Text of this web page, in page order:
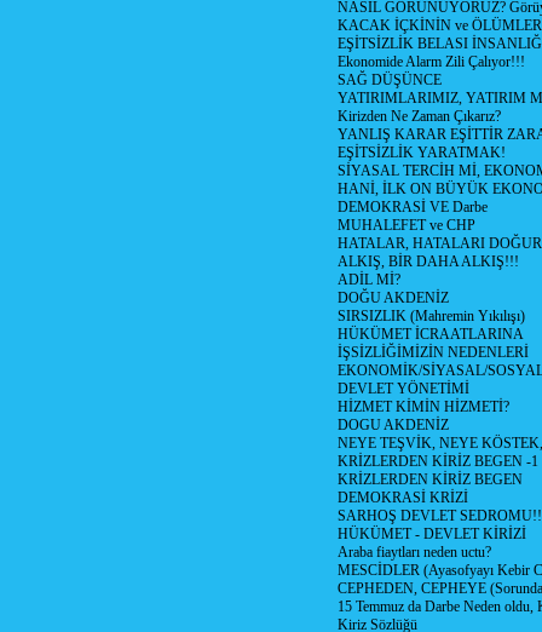
NASIL GÖRÜNÜYORUZ?
KACAK İÇKİNİN ve
EŞİTSİZLİK BELASI
Ekonomide Alarm Zili Çalıyor!!!
SAĞ DÜŞÜNCE
YATIRIMLARIMIZ, YATIRIM
Kirizden Ne Zaman Çıkarız?
YANLIŞ KARAR EŞİTTİR
EŞİTSİZLİK YARATMAK!
SİYASAL TERCİH Mİ,
HANİ, İLK ON BÜYÜK
DEMOKRASİ VE Darbe
MUHALEFET ve CHP
HATALAR, HATALARI
ALKIŞ, BİR DAHA ALKIŞ!!!
ADİL Mİ?
DOĞU AKDENİZ
SIRSIZLIK (Mahremin Yıkılışı)
HÜKÜMET İCRAATLARINA
İŞSİZLİĞİMİZİN NEDENLERİ
EKONOMİK/SİYASAL/
DEVLET YÖNETİMİ
HİZMET KİMİN HİZMETİ?
DOGU AKDENİZ
NEYE TEŞVİK, NEYE
KRİZLERDEN KİRİZ BEGEN -1
KRİZLERDEN KİRİZ BEGEN
DEMOKRASİ KRİZİ
SARHOŞ DEVLET SEDROMU!!
HÜKÜMET - DEVLET KİRİZİ
Araba fiaytları neden uctu?
MESCİDLER (Ayasofyayı Kebir
CEPHEDEN, CEPHEYE
15 Temmuz da Darbe Neden oldu,
Kiriz Sözlüğü